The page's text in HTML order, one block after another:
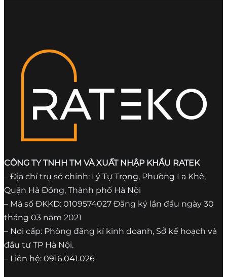
CÔNG TY TNHH TM VÀ XUẤT NHẬP KHẨU RATEK
– Địa chỉ trụ sở chính: Lý Tự Trọng, Phường La Khê,
Quận Hà Đông, Thành phố Hà Nội
– Mã số ĐKKD: 0109574027 Đăng ký lần đầu ngày 30
tháng 03 năm 2021
– Nơi cấp: Phòng đăng kí kinh doanh, Sở kế hoạch và
đầu tư TP Hà Nội.
– Liên hệ: 0916.041.026